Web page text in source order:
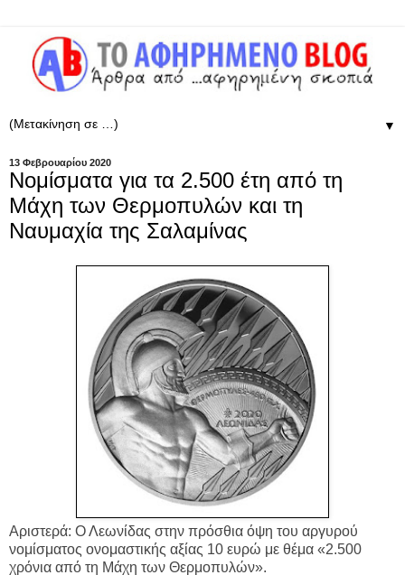
▼
13 Φεβρουαρίου 2020
Νομίσματα για τα 2.500 έτη από τη
Μάχη των Θερμοπυλών και τη
Ναυμαχία της Σαλαμίνας
Αριστερά: Ο Λεωνίδας στην πρόσθια όψη του αργυρού
νομίσματος ονομαστικής αξίας 10 ευρώ με θέμα «2.500
χρόνια από τη Μάχη των Θερμοπυλών».